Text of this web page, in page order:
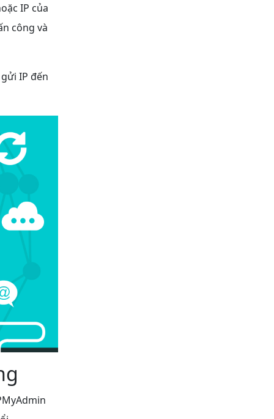
IP của
công và
IP đến